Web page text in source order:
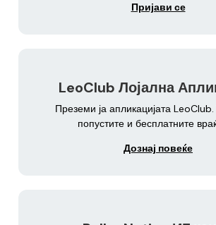
Пријави се
LeoClub Лојална
Преземи ја апликацијата
попустите и бесплатните
Дознај повеќе